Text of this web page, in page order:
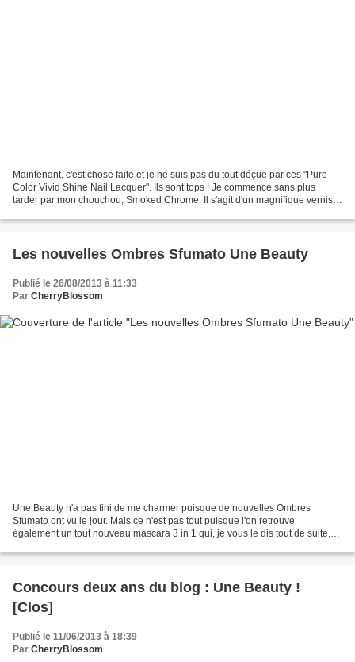
Maintenant, c'est chose faite et je ne suis pas du tout déçue par ces "Pure
Color Vivid Shine Nail Lacquer". Ils sont tops ! Je commence sans plus
tarder par mon chouchou; Smoked Chrome. Il s'agit d'un magnifique vernis
Les nouvelles Ombres Sfumato Une Beauty
Publié le 26/08/2013 à 11:33
Par CherryBlossom
Une Beauty n'a pas fini de me charmer puisque de nouvelles Ombres
Sfumato ont vu le jour. Mais ce n'est pas tout puisque l'on retrouve
également un tout nouveau mascara 3 in 1 qui, je vous le dis tout de suite,
Concours deux ans du blog : Une Beauty !
[Clos]
Publié le 11/06/2013 à 18:39
Par CherryBlossom